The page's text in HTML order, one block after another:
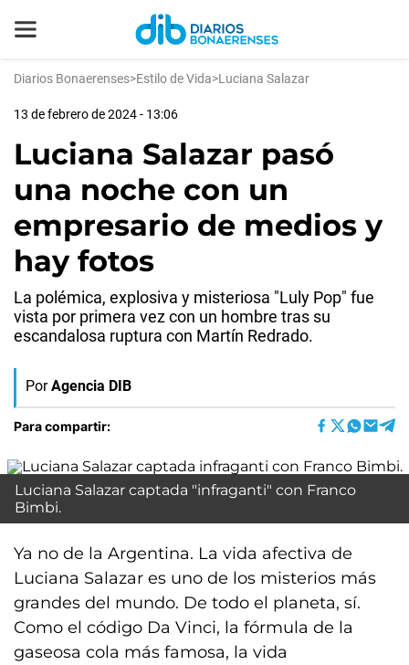
Diarios Bonaerenses>Estilo de Vida>Luciana Salazar
13 de febrero de 2024 - 13:06
Luciana Salazar pasó
una noche con un
empresario de medios y
hay fotos
La polémica, explosiva y misteriosa "Luly Pop" fue
vista por primera vez con un hombre tras su
escandalosa ruptura con Martín Redrado.
Por Agencia DIB
Para compartir:
Luciana Salazar captada "infraganti" con Franco
Bimbi.
Ya no de la Argentina. La vida afectiva de
Luciana Salazar es uno de los misterios más
grandes del mundo. De todo el planeta, sí.
Como el código Da Vinci, la fórmula de la
gaseosa cola más famosa, la vida